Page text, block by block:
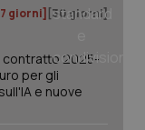
giorni] [30 giorni]
contratto 2025-
per gli
e nuove